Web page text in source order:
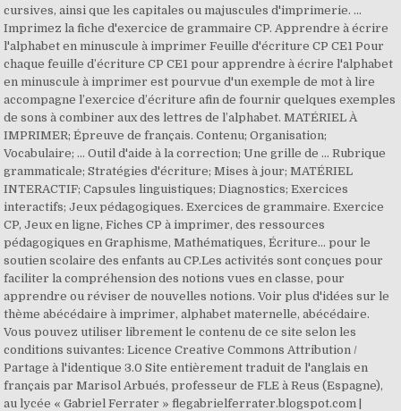
cursives, ainsi que les capitales ou majuscules d'imprimerie. ...
Imprimez la fiche d'exercice de grammaire CP. Apprendre à écrire
l'alphabet en minuscule à imprimer Feuille d'écriture CP CE1 Pour
chaque feuille d’écriture CP CE1 pour apprendre à écrire l'alphabet
en minuscule à imprimer est pourvue d'un exemple de mot à lire
accompagne l’exercice d’écriture afin de fournir quelques exemples
de sons à combiner aux des lettres de l’alphabet. MATÉRIEL À
IMPRIMER; Épreuve de français. Contenu; Organisation;
Vocabulaire; ... Outil d'aide à la correction; Une grille de ... Rubrique
grammaticale; Stratégies d'écriture; Mises à jour; MATÉRIEL
INTERACTIF; Capsules linguistiques; Diagnostics; Exercices
interactifs; Jeux pédagogiques. Exercices de grammaire. Exercice
CP, Jeux en ligne, Fiches CP à imprimer, des ressources
pédagogiques en Graphisme, Mathématiques, Écriture… pour le
soutien scolaire des enfants au CP.Les activités sont conçues pour
faciliter la compréhension des notions vues en classe, pour
apprendre ou réviser de nouvelles notions. Voir plus d'idées sur le
thème abécédaire à imprimer, alphabet maternelle, abécédaire.
Vous pouvez utiliser librement le contenu de ce site selon les
conditions suivantes: Licence Creative Commons Attribution /
Partage à l'identique 3.0 Site entièrement traduit de l'anglais en
français par Marisol Arbués, professeur de FLE à Reus (Espagne),
au lycée « Gabriel Ferrater » flegabrielferrater.blogspot.com |